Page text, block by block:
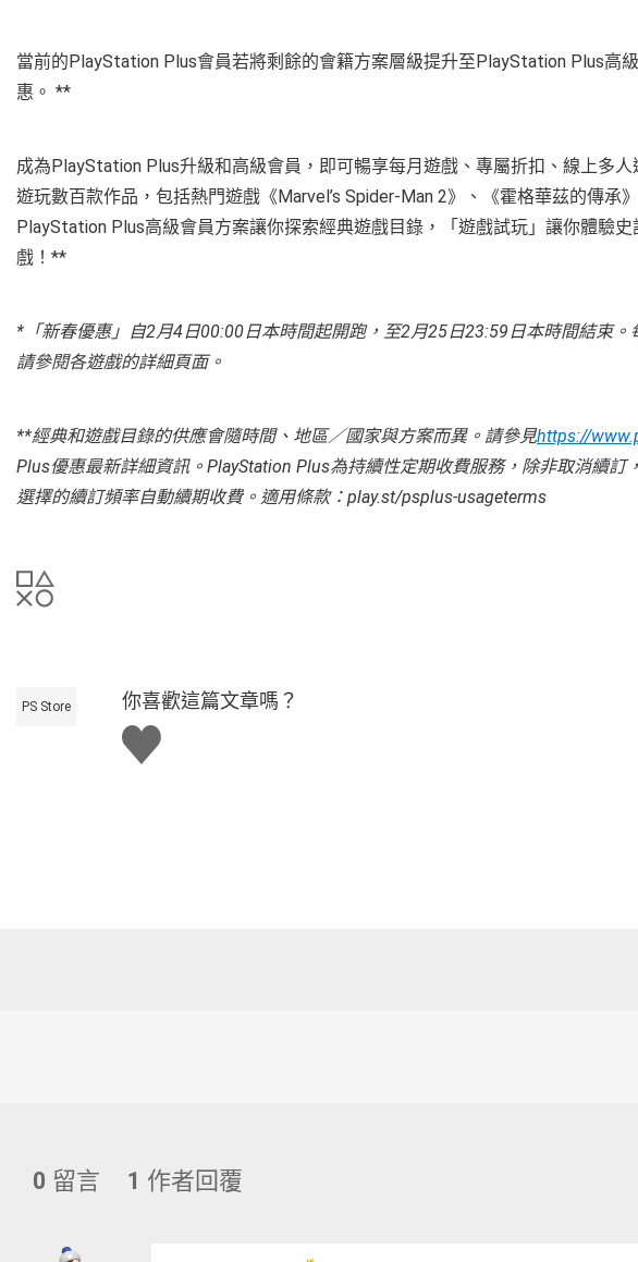
當前的PlayStation Plus會員若將剩餘的會籍方案層級提升至PlayStation Plus高
惠。 **
成為PlayStation Plus升級和高級會員，即可暢享每月遊戲、專屬折扣、線上多
遊玩數百款作品，包括熱門遊戲《Marvel’s Spider-Man 2》、《霍格華茲的傳承
PlayStation Plus高級會員方案讓你探索經典遊戲目錄，「遊戲試玩」讓你體驗
戲！**
*「新春優惠」自2月4日00:00日本時間起開跑，至2月25日23:59日本時間結束
請參閱各遊戲的詳細頁面。
**經典和遊戲目錄的供應會隨時間、地區／國家與方案而異。請參見https://
Plus優惠最新詳細資訊。PlayStation Plus為持續性定期收費服務，除非取消續訂
選擇的續訂頻率自動續期收費。適用條款：play.st/psplus-usageterms
PS Store
你喜歡這篇文章嗎？
讚
0 留言 1 作者回覆